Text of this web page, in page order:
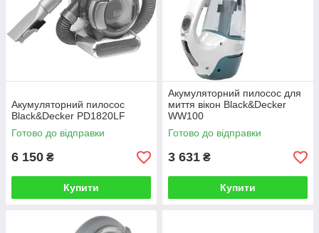
Акумуляторний пилосос
Black&Decker PD1820LF
Готово до відправки
6 150 ₴
Купити
Акумуляторний пилосос для
миття вікон Black&Decker
WW100
Готово до відправки
3 631 ₴
Купити